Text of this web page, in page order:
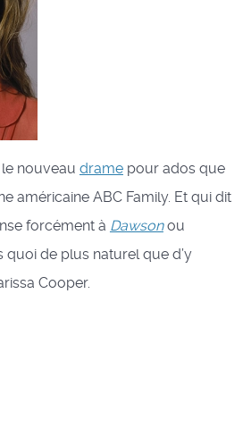
le nouveau dramepour ados que
américaine ABC Family. Et qui dit
forcément à Dawson ou
quoi de plus naturel que d’y
Cooper.